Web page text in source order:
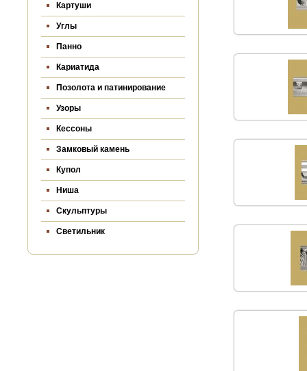
Картуши
Углы
Панно
Кариатида
Позолота и патинирование
Узоры
Кессоны
Замковый камень
Купол
Ниша
Скульптуры
Светильник